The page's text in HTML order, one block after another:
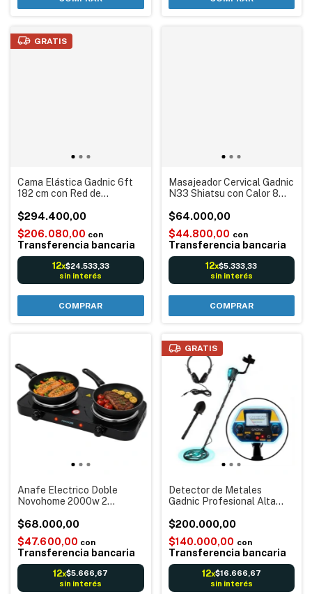
GRATIS
Cama Elástica Gadnic 6ft
182 cm con Red de
$294.400,00
$206.080,00 con
Transferencia bancaria
12x$24.533,33
sin interés
Masajeador Cervical Gadnic
N33 Shiatsu con Calor 8
$64.000,00
$44.800,00 con
Transferencia bancaria
12x$5.333,33
sin interés
Anafe Electrico Doble
Novohome 2000w 2
$68.000,00
$47.600,00 con
Transferencia bancaria
12x$5.666,67
sin interés
GRATIS
Detector de Metales
Gadnic Profesional Alta
Joyas y Monedas
$200.000,00
$140.000,00 con
Transferencia bancaria
12x$16.666,67
sin interés